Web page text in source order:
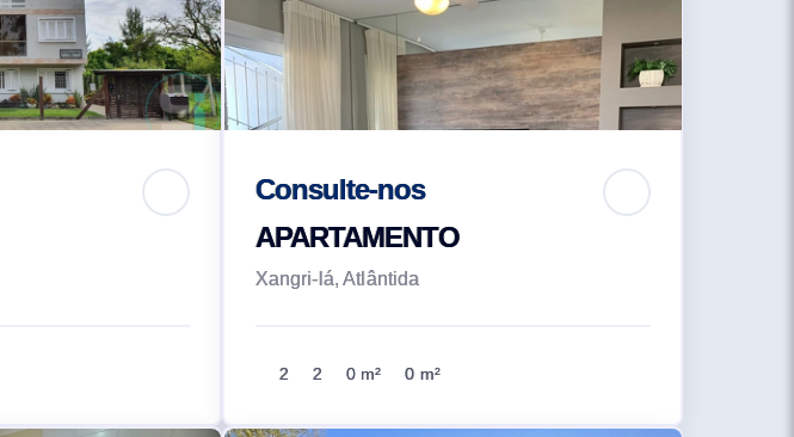
Consulte-nos
APARTAMENTO
Xangri-lá, Atlântida
2 2 0 m² 0 m²